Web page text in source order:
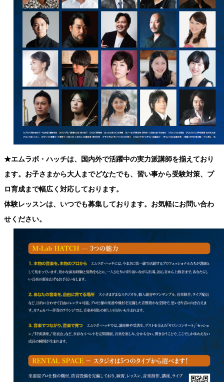
★エムラボ・ハッチは、国内外で活躍中の実力派講師を揃えており
ます。お子さまから大人までどなたでも、習い事から受験対策、プ
ロ育成まで幅広く対応しております。
体験レッスンは、いつでも募集しております。お気軽にお問い合わ
せください。